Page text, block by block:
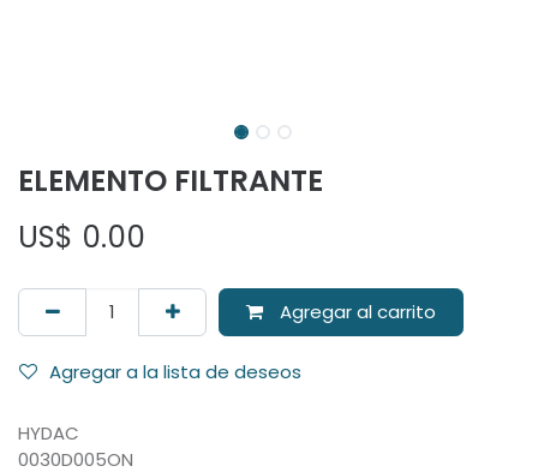
ELEMENTO FILTRANTE
US$ 0.00
Agregar al carrito
Agregar a la lista de deseos
HYDAC
0030D005ON